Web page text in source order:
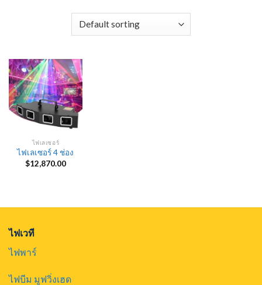
ไฟเลเซอร์
ไฟเลเซอร์ 4 ช่อง
$12,870.00
ไฟเวที
ไฟพาร์
ไฟบีม มูฟวิ่งเฮด